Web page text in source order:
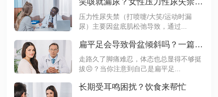
笑咳就漏尿？女性压力性尿失禁，自救指南来了！
压力性尿失禁（打喷嚏/大笑/运动时漏
尿）主要因盆底肌松弛导致，通过...
扁平足会导致骨盆倾斜吗？一篇文章带你了解
走路久了脚痛难忍，体态也总显得不够挺
拔😣？当你注意到自己是扁平足...
长期受耳鸣困扰？饮食来帮忙